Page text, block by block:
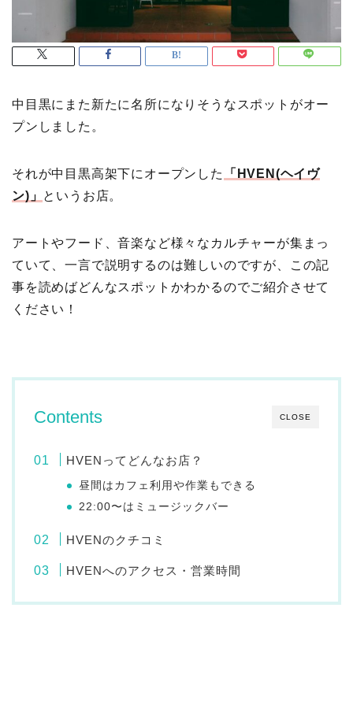
中目黒にまた新たに名所になりそうなスポットがオー
プンしました。
それが中目黒高架下にオープンした
「HVEN(ヘイヴ
ン)」 というお店。
アートやフード、音楽など様々なカルチャーが集まっ
ていて、一言で説明するのは難しいのですが、この記
事を読めばどんなスポットかわかるのでご紹介させて
ください！
CLOSE
Contents
HVENってどんなお店？
昼間はカフェ利用や作業もできる
22:00〜はミュージックバー
HVENのクチコミ
HVENへのアクセス・営業時間